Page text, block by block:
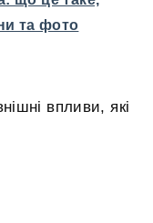
та фото
впливи, які